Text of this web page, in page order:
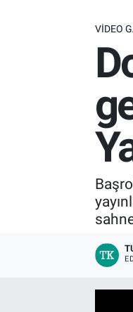
VIDEO
ÖZEL HABER
ASTROLOJİ